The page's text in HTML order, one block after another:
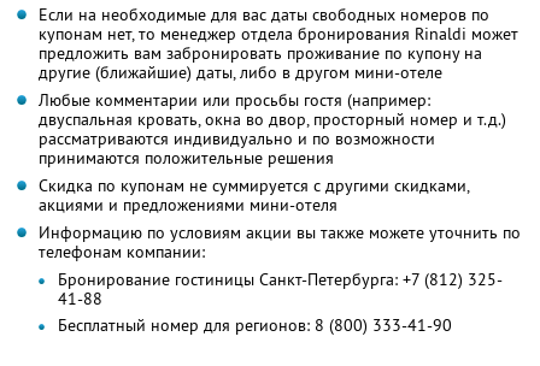
Если на необходимые для вас даты свободных номеров по
купонам нет, то менеджер отдела бронирования Rinaldi может
предложить вам забронировать проживание по купону на
другие (ближайшие) даты, либо в другом мини-отеле
Любые комментарии или просьбы гостя (например:
двуспальная кровать, окна во двор, просторный номер и т.д.)
рассматриваются индивидуально и по возможности
принимаются положительные решения
Скидка по купонам не суммируется с другими скидками,
акциями и предложениями мини-отеля
Информацию по условиям акции вы также можете уточнить по
телефонам компании:
Бронирование гостиницы Санкт-Петербурга: +7 (812) 325-
41-88
Бесплатный номер для регионов: 8 (800) 333-41-90